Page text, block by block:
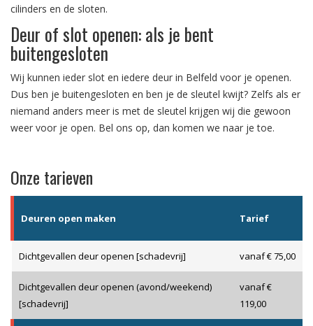
cilinders en de sloten.
Deur of slot openen: als je bent
buitengesloten
Wij kunnen ieder slot en iedere deur in Belfeld voor je openen.
Dus ben je buitengesloten en ben je de sleutel kwijt? Zelfs als er
niemand anders meer is met de sleutel krijgen wij die gewoon
weer voor je open. Bel ons op, dan komen we naar je toe.
Onze tarieven
Deuren open maken Tarief
Dichtgevallen deur openen [schadevrij] vanaf € 75,00
Dichtgevallen deur openen (avond/weekend)
[schadevrij]
vanaf €
119,00